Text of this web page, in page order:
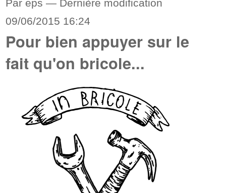
Par eps — Dernière modification
09/06/2015 16:24
Pour bien appuyer sur le
fait qu'on bricole...